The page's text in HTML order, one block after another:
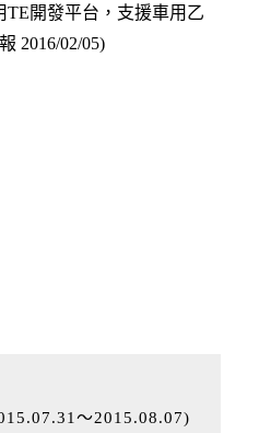
TE開發平台，支援車用乙
2016/02/05)
～2015.08.07)